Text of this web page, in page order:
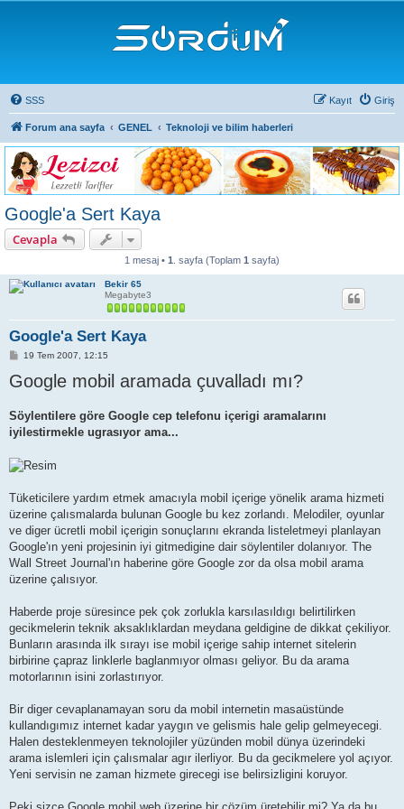
SSS Giriş
Kayıt
Forum ana sayfa GENEL Teknoloji ve bilim haberleri
Google'a Sert Kaya
Cevapla
1 mesaj • 1 . sayfa (Toplam 1 sayfa)
Bekir 65
Megabyte3
Google'a Sert Kaya
M
s
a
19 Tem 2007, 12:15
Google mobil aramada çuvalladı mı?
Söylentilere göre Google cep telefonu içerigi aramalarını
iyilestirmekle ugrasıyor ama...
Tüketicilere yardım etmek amacıyla mobil içerige yönelik arama hizmeti
üzerine çalısmalarda bulunan Google bu kez zorlandı. Melodiler, oyunlar
ve diger ücretli mobil içerigin sonuçlarını ekranda listeletmeyi planlayan
Google'ın yeni projesinin iyi gitmedigine dair söylentiler dolanıyor. The
Wall Street Journal'ın haberine göre Google zor da olsa mobil arama
üzerine çalısıyor.
Haberde proje süresince pek çok zorlukla karsılasıldıgı belirtilirken
gecikmelerin teknik aksaklıklardan meydana geldigine de dikkat çekiliyor.
Bunların arasında ilk sırayı ise mobil içerige sahip internet sitelerin
birbirine çapraz linklerle baglanmıyor olması geliyor. Bu da arama
motorlarının isini zorlastırıyor.
Bir diger cevaplanamayan soru da mobil internetin masaüstünde
kullandıgımız internet kadar yaygın ve gelismis hale gelip gelmeyecegi.
Halen desteklenmeyen teknolojiler yüzünden mobil dünya üzerindeki
arama islemleri için çalısmalar agır ilerliyor. Bu da gecikmelere yol açıyor.
Yeni servisin ne zaman hizmete girecegi ise belirsizligini koruyor.